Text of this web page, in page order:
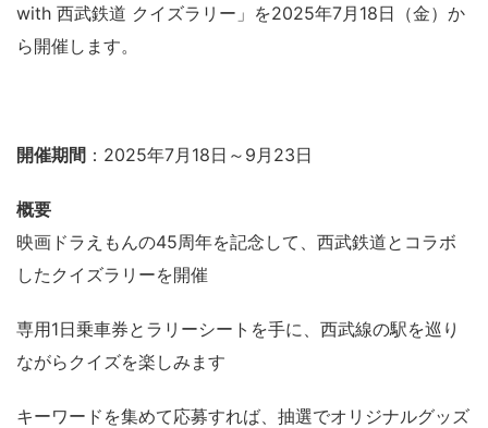
with 西武鉄道 クイズラリー」を2025年7月18日（金）か
ら開催します。
開催期間 ：2025年7月18日～9月23日
概要
映画ドラえもんの45周年を記念して、西武鉄道とコラボ
したクイズラリーを開催
専用1日乗車券とラリーシートを手に、西武線の駅を巡り
ながらクイズを楽しみます
キーワードを集めて応募すれば、抽選でオリジナルグッズ